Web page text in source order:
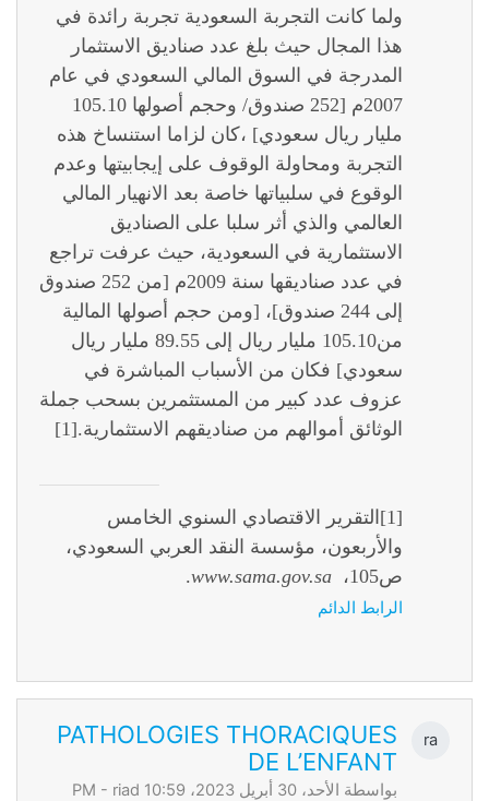
ولما كانت التجربة السعودية تجربة رائدة في
هذا المجال حيث بلغ عدد صناديق الاستثمار
المدرجة في السوق المالي السعودي في عام
2007م [252 صندوق/ وحجم أصولها 105.10
مليار ريال سعودي] ،كان لزاما استنساخ هذه
التجربة ومحاولة الوقوف على إيجابيتها وعدم
الوقوع في سلبياتها خاصة بعد الانهيار المالي
العالمي والذي أثر سلبا على الصناديق
الاستثمارية في السعودية، حيث عرفت تراجع
في عدد صناديقها سنة 2009م [من 252 صندوق
إلى 244 صندوق]، [ومن حجم أصولها المالية
من105.10 مليار ريال إلى 89.55 مليار ريال
سعودي] فكان من الأسباب المباشرة في
عزوف عدد كبير من المستثمرين بسحب جملة
الوثائق أموالهم من صناديقهم الاستثمارية.[1]
[1]
التقرير الاقتصادي السنوي الخامس
والأربعون، مؤسسة النقد العربي السعودي،
ص105،
www.sama.gov.sa
.
الرابط الدائم
ra
PATHOLOGIES THORACIQUES
DE L’ENFANT
بواسطة الأحد، 30 أبريل 2023، 10:59 PM -
riad